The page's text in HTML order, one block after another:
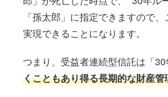
「孫太郎」に指定できますの
実現できることになります。
つまり、受益者連続型信託は「
くこともあり得る長期的な財産